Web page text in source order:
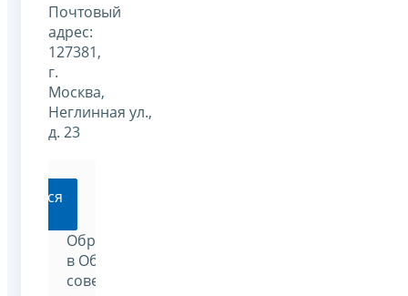
Почтовый
адрес:
127381,
г.
Москва,
Неглинная ул.,
д. 23
Обратиться
в Общественный
совет